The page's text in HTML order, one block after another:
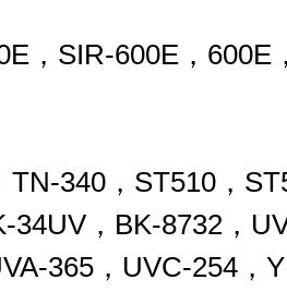
，SIR-600E，600E
计
TN-340，ST510，
34UV，BK-8732，
365，UVC-254，